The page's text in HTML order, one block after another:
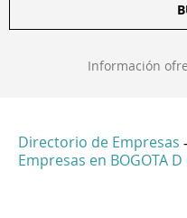
Información
Directorio de Empresas -
Empresas en BOGOTA D